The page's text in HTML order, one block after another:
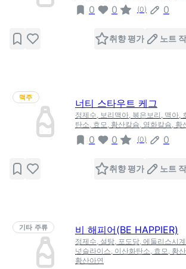
0 0 (0) 0
취향 평가 노트
맥주
너티 스타우트 케그
정제수, 보리맥아, 볶은보리, 맥아,
탄소, 효모, 황산칼슘, 염화칼슘, 황
0 0 (0) 0
취향 평가 노트
기타 주류 비 해피어(BE HAPPIER)
정제수, 설탕, 포도당, 에둘리스시
넛슬라이스, 이산화탄소, 효모, 황
황산아연